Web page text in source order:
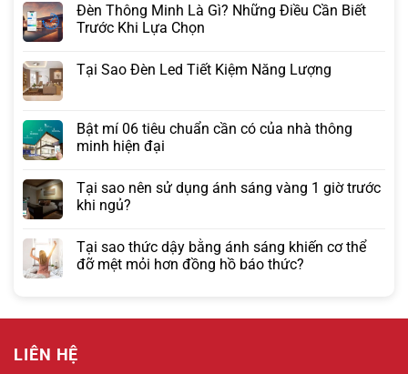
Đèn Thông Minh Là Gì? Những Điều Cần Biết
Trước Khi Lựa Chọn
Tại Sao Đèn Led Tiết Kiệm Năng Lượng
Bật mí 06 tiêu chuẩn cần có của nhà thông
minh hiện đại
Tại sao nên sử dụng ánh sáng vàng 1 giờ trước
khi ngủ?
Tại sao thức dậy bằng ánh sáng khiến cơ thể
đỡ mệt mỏi hơn đồng hồ báo thức?
LIÊN HỆ